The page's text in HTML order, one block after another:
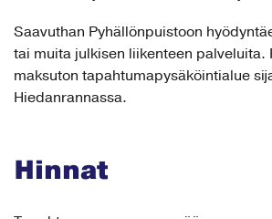
Saavuthan Pyhällönpuistoon
tai muita julkisen liikenteen palveluita.
maksuton tapahtumapysäköintialue
Hiedanrannassa.
Hinnat